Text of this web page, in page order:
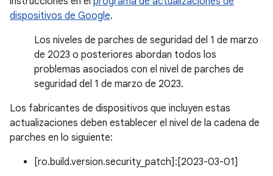
dispositivos de Google.
Los niveles de parches de seguridad del 1 de marzo
de 2023 o posteriores abordan todos los
problemas asociados con el nivel de parches de
seguridad del 1 de marzo de 2023.
Los fabricantes de dispositivos que incluyen estas
actualizaciones deben establecer el nivel de la cadena de
parches en lo siguiente:
[ro.build.version.security_patch]:[2023-03-01]